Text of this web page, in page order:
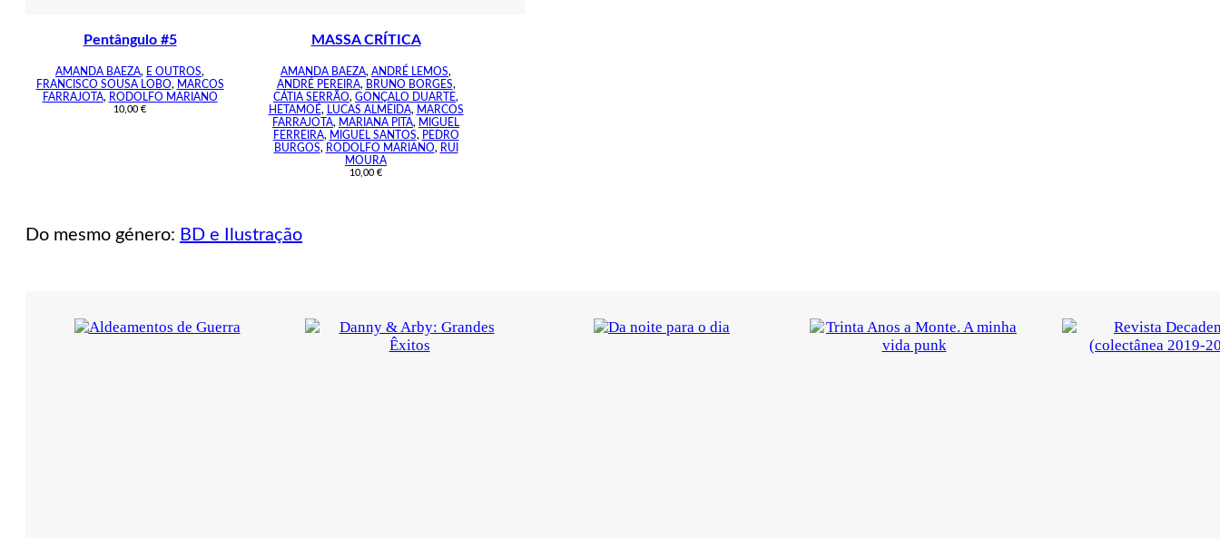
Pentângulo #5
AMANDA BAEZA, E OUTROS,
FRANCISCO SOUSA LOBO, MARCOS
FARRAJOTA, RODOLFO MARIANO
10,00 €
MASSA CRÍTICA
AMANDA BAEZA, ANDRÉ LEMOS,
ANDRÉ PEREIRA, BRUNO BORGES,
CÁTIA SERRÃO, GONÇALO DUARTE,
HETAMOÉ, LUCAS ALMEIDA, MARCOS
FARRAJOTA, MARIANA PITA, MIGUEL
FERREIRA, MIGUEL SANTOS, PEDRO
BURGOS, RODOLFO MARIANO, RUI
MOURA
10,00 €
Do mesmo género: BD e Ilustração